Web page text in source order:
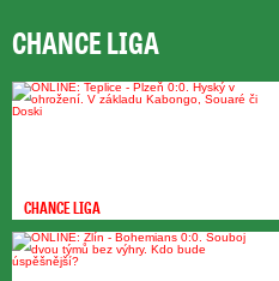
CHANCE LIGA
CHANCE LIGA